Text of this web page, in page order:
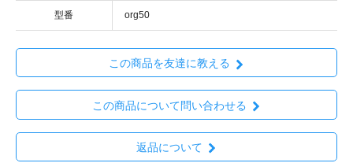
型番 org50
この商品を友達に教える
この商品について問い合わせる
返品について